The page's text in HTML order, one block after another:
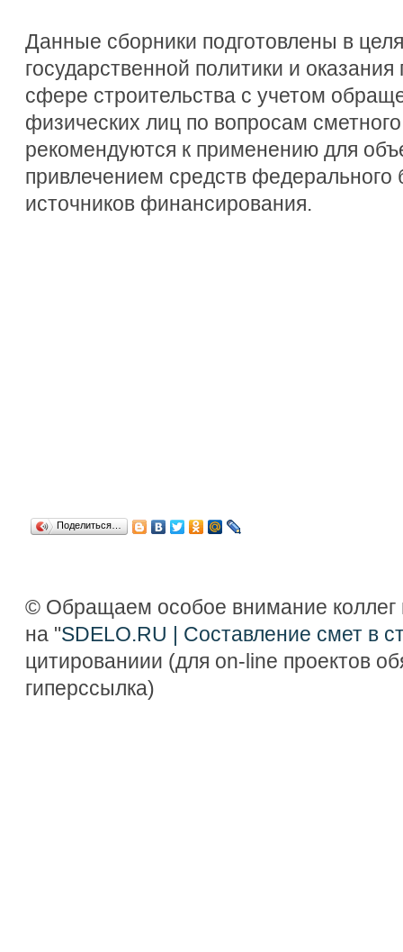
Данные сборники подготовлены в
государственной политики и оказания
сфере строительства с учетом
физических лиц по вопросам
рекомендуются к применению для
привлечением средств федерального
источников финансирования.
Поделиться…
© Обращаем особое внимание коллег
на "SDELO.RU | Составление смет в
цитированиии (для on-line проектов
гиперссылка)